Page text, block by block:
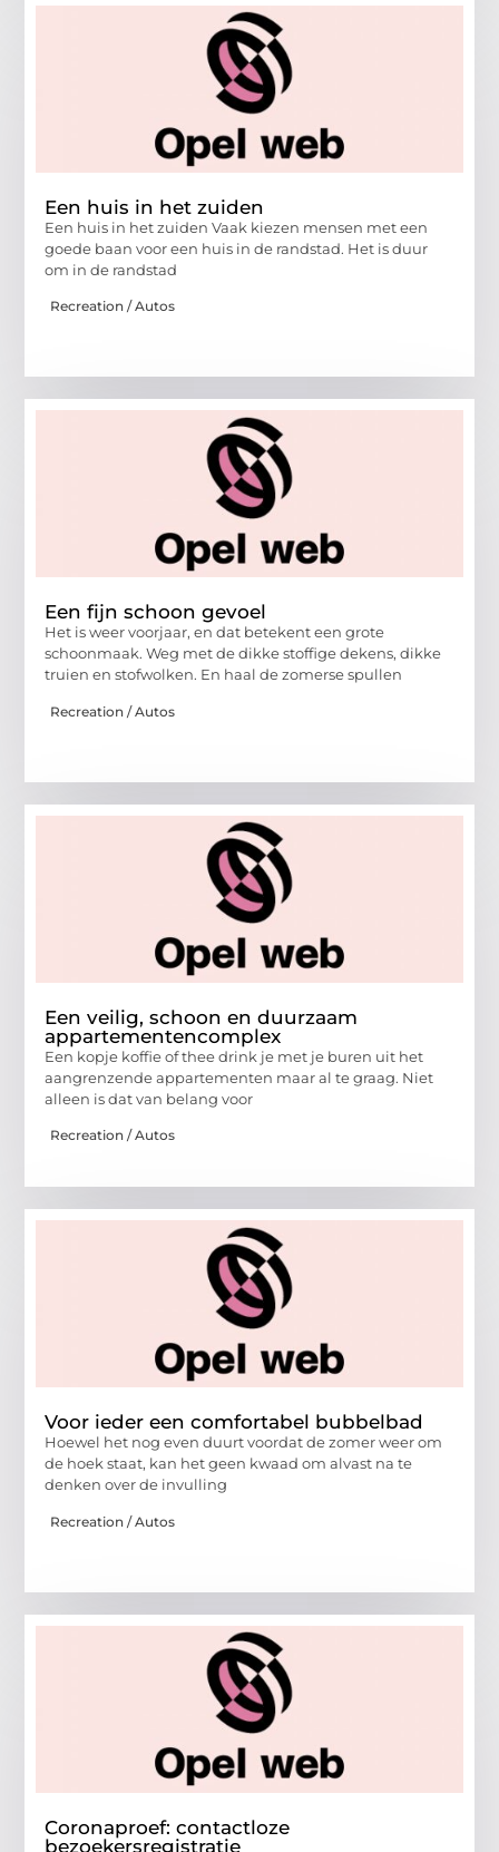
Een huis in het zuiden
Een huis in het zuiden Vaak kiezen mensen met een
goede baan voor een huis in de randstad. Het is duur
om in de randstad
Recreation / Autos
Een fijn schoon gevoel
Het is weer voorjaar, en dat betekent een grote
schoonmaak. Weg met de dikke stoffige dekens, dikke
truien en stofwolken. En haal de zomerse spullen
Recreation / Autos
Een veilig, schoon en duurzaam
appartementencomplex
Een kopje koffie of thee drink je met je buren uit het
aangrenzende appartementen maar al te graag. Niet
alleen is dat van belang voor
Recreation / Autos
Voor ieder een comfortabel bubbelbad
Hoewel het nog even duurt voordat de zomer weer om
de hoek staat, kan het geen kwaad om alvast na te
denken over de invulling
Recreation / Autos
Coronaproef: contactloze
bezoekersregistratie